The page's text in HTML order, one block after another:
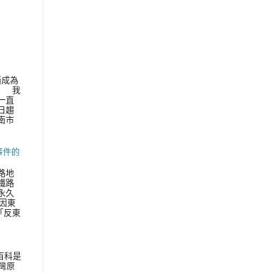
為
我
直
趨
市
件的
地
路
久
東
反東
科是
原